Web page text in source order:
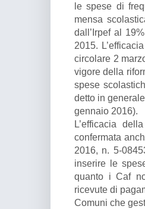
le spese di
mensa
dall’Irpef al
2015.
circolare 2
vigore della
spese
detto in
gennaio 2016).
L’efficacia
confermata
2016, n. 5-
inserire le
quanto i Caf
ricevute di
Comuni che